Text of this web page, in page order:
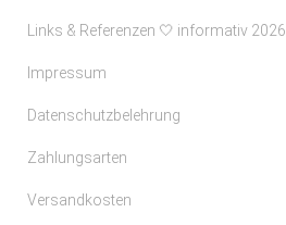
Links & Referenzen 🤍 informativ 2026
Impressum
Datenschutzbelehrung
Zahlungsarten
Versandkosten